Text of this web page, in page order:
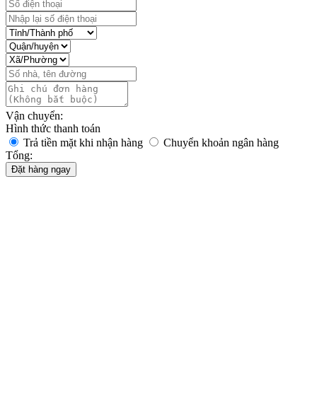
Vận chuyển:
Hình thức thanh toán
Trả tiền mặt khi nhận hàng
Chuyển khoản ngân hàng
Tổng:
Đặt hàng ngay